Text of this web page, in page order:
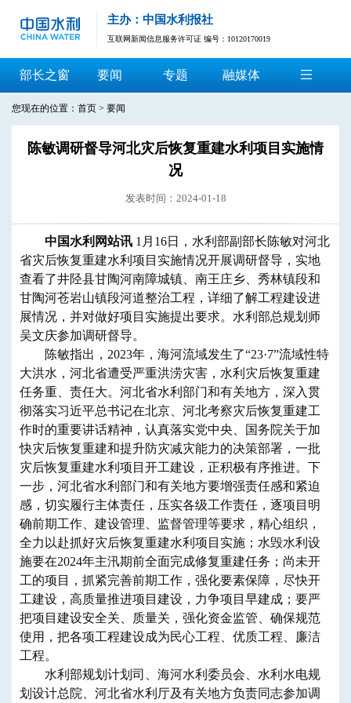
主办：中国水利报社
互联网新闻信息服务许可证 编号：10120170019
部长之窗 要闻 专题 融媒体
您现在的位置： 首页 > 要闻
陈敏调研督导河北灾后恢复重建水利项目实施情
况
发表时间：2024-01-18
中国水利网站讯 1月16日，水利部副部长陈敏对河北
省灾后恢复重建水利项目实施情况开展调研督导，实地
查看了井陉县甘陶河南障城镇、南王庄乡、秀林镇段和
甘陶河苍岩山镇段河道整治工程，详细了解工程建设进
展情况，并对做好项目实施提出要求。水利部总规划师
吴文庆参加调研督导。
陈敏指出，2023年，海河流域发生了“23·7”流域性特
大洪水，河北省遭受严重洪涝灾害，水利灾后恢复重建
任务重、责任大。河北省水利部门和有关地方，深入贯
彻落实习近平总书记在北京、河北考察灾后恢复重建工
作时的重要讲话精神，认真落实党中央、国务院关于加
快灾后恢复重建和提升防灾减灾能力的决策部署，一批
灾后恢复重建水利项目开工建设，正积极有序推进。下
一步，河北省水利部门和有关地方要增强责任感和紧迫
感，切实履行主体责任，压实各级工作责任，逐项目明
确前期工作、建设管理、监督管理等要求，精心组织，
全力以赴抓好灾后恢复重建水利项目实施；水毁水利设
施要在2024年主汛期前全面完成修复重建任务；尚未开
工的项目，抓紧完善前期工作，强化要素保障，尽快开
工建设，高质量推进项目建设，力争项目早建成；要严
把项目建设安全关、质量关，强化资金监管、确保规范
使用，把各项工程建设成为民心工程、优质工程、廉洁
工程。
水利部规划计划司、海河水利委员会、水利水电规
划设计总院、河北省水利厅及有关地方负责同志参加调